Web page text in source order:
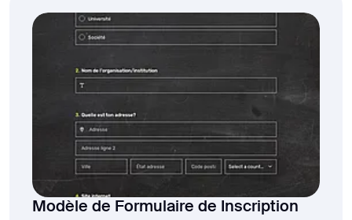
demandes de garde d'enfants dès aujourd'hui!
Modèle de Formulaire de Inscription